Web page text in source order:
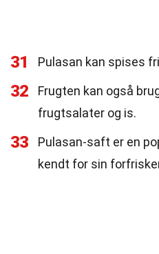
31 Pulasan kan spises
32
Frugten kan også
frugtsalater og is.
33
Pulasan-saft er en
kendt for sin